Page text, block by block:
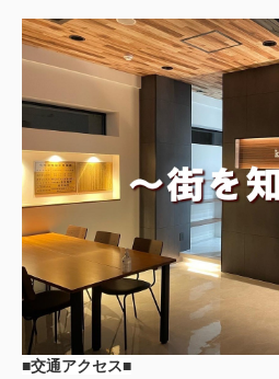
■交通アクセス■